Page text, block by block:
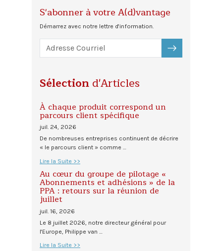
S'abonner à votre A(d)vantage
Démarrez avec notre lettre d'information.
S'ABONNER
Sélection d'Articles
À chaque produit correspond un
parcours client spécifique
juil. 24, 2026
De nombreuses entreprises continuent de décrire
« le parcours client » comme …
Lire la Suite >>
Au cœur du groupe de pilotage «
Abonnements et adhésions » de la
PPA : retours sur la réunion de
juillet
juil. 16, 2026
Le 8 juillet 2026, notre directeur général pour
l'Europe, Philippe van …
Lire la Suite >>